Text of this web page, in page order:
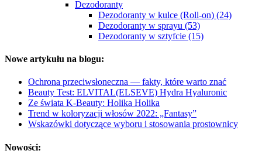
Dezodoranty
Dezodoranty w kulce (Roll-on) (24)
Dezodoranty w sprayu (53)
Dezodoranty w sztyfcie (15)
Nowe artykułu na blogu:
Ochrona przeciwsłoneczna — fakty, które warto znać
Beauty Test: ELVITAL(ELSEVE) Hydra Hyaluronic
Ze świata K-Beauty: Holika Holika
Trend w koloryzacji włosów 2022: „Fantasy”
Wskazówki dotyczące wyboru i stosowania prostownicy
Nowości: